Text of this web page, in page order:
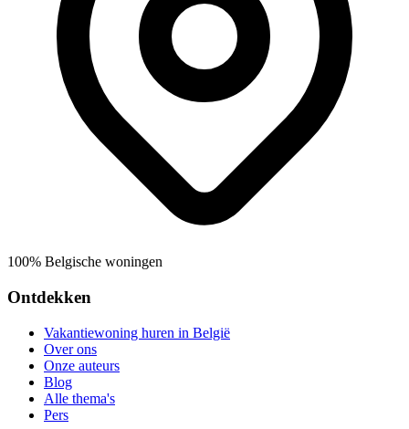
100% Belgische woningen
Ontdekken
Vakantiewoning huren in België
Over ons
Onze auteurs
Blog
Alle thema's
Pers